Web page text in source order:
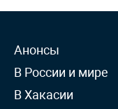
Анонсы
В России и мире
В Хакасии